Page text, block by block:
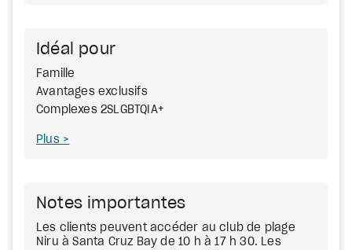
Idéal pour
Famille
Avantages exclusifs
Complexes 2SLGBTQIA+
Plus
Notes importantes
Les clients peuvent accéder au club de plage
Niru à Santa Cruz Bay de 10 h à 17 h 30. Les